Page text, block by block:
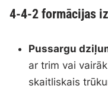
4-4-2 formācijas
Pussargu
ar trim vai
skaitliskais